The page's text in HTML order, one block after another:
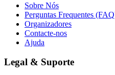
Sobre Nós
Perguntas Frequentes
Organizadores
Contacte-nos
Ajuda
Legal & Suporte